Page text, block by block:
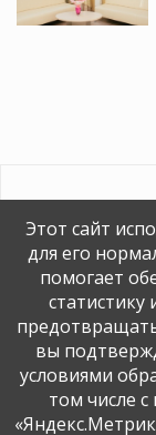
Этот сайт
для его
помогает
статистику
вы
условиями
том числе